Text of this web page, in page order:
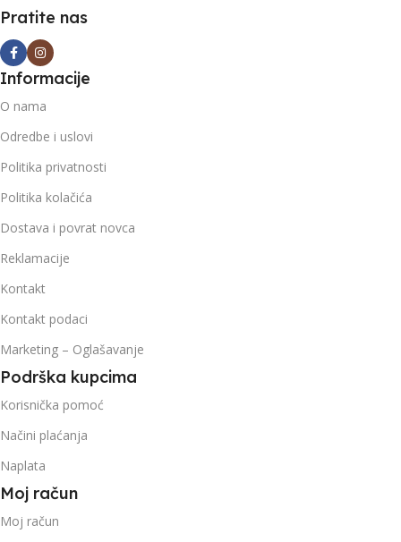
Pratite nas
Informacije
O nama
Odredbe i uslovi
Politika privatnosti
Politika kolačića
Dostava i povrat novca
Reklamacije
Kontakt
Kontakt podaci
Marketing – Oglašavanje
Podrška kupcima
Korisnička pomoć
Načini plaćanja
Naplata
Moj račun
Moj račun